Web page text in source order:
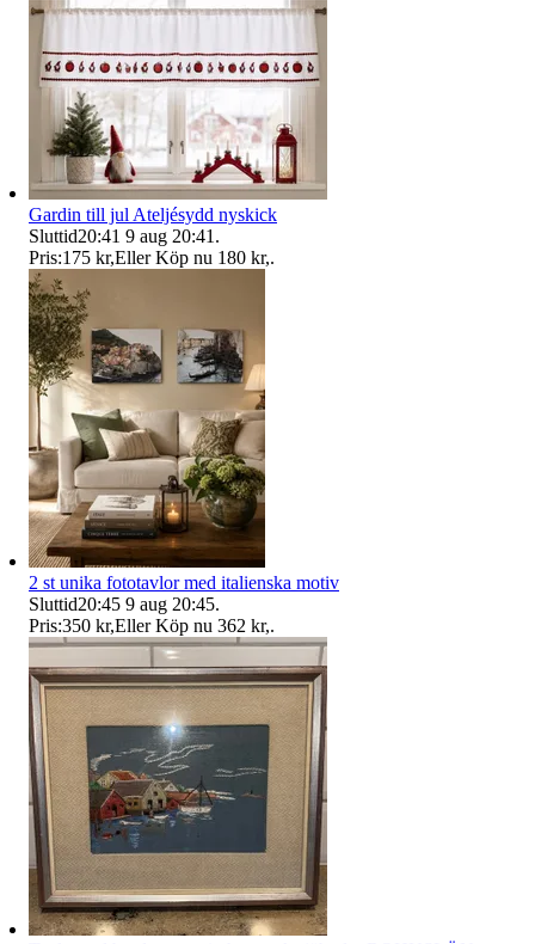
Gardin till jul Ateljésydd nyskick
Sluttid20:41 9 aug 20:41 .
Pris:175 kr,Eller Köp nu 180 kr,.
2 st unika fototavlor med italienska motiv
Sluttid20:45 9 aug 20:45.
Pris:350 kr,Eller Köp nu 362 kr,.